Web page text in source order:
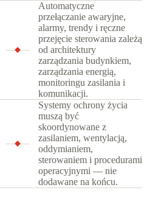
Automatyczne
przełączanie awaryjne,
alarmy, trendy i ręczne
przejęcie sterowania zależą
od architektury
zarządzania budynkiem,
zarządzania energią,
monitoringu zasilania i
komunikacji.
Systemy ochrony życia
muszą być
skoordynowane z
zasilaniem, wentylacją,
oddymianiem,
sterowaniem i procedurami
operacyjnymi — nie
dodawane na końcu.